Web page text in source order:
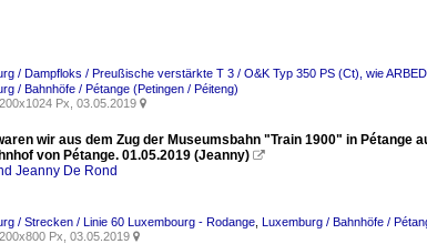
/ Dampfloks / Preußische verstärkte T 3 / O&K Typ 350 PS (Ct), wie
/ Bahnhöfe / Pétange (Petingen / Péiteng)
Px, 03.05.2019 
wir aus dem Zug der Museumsbahn "Train 1900" in Pétange
von Pétange. 01.05.2019 (Jeanny) 
Jeanny De Rond
/ Strecken / Linie 60 Luxembourg - Rodange Luxemburg / Bahnhöfe /
Px, 03.05.2019 